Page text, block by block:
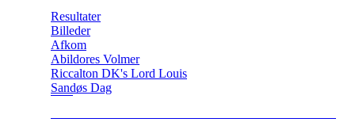
Resultater
Billeder
Afkom
Abildores Volmer
Riccalton DK's Lord Louis
Sandøs Dag